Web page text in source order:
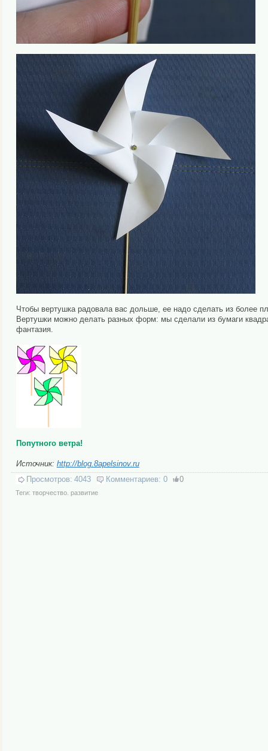
Чтобы вертушка радовала вас дольше, ее надо сделать из более
Вертушки можно делать разных форм: мы сделали из бумаги
фантазия.
Попутного ветра!
Источник: http://blog.8apelsinov.ru
Просмотров: 4043 Комментариев: 0 0
Теги: творчество. развитие